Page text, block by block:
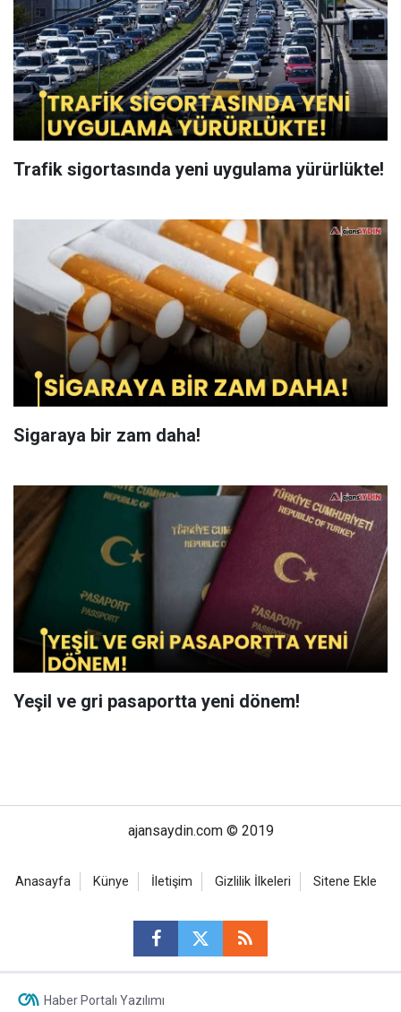
Trafik sigortasında yeni uygulama yürürlükte!
Sigaraya bir zam daha!
Yeşil ve gri pasaportta yeni dönem!
ajansaydin.com © 2019
Anasayfa Künye İletişim Gizlilik İlkeleri Sitene Ekle
Haber Portalı Yazılımı